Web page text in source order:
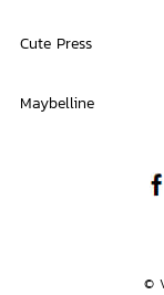
Cute Press
Maybelline
©